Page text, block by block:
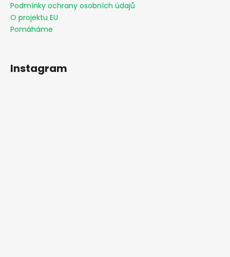
Podmínky ochrany osobních údajů
O projektu EU
Pomáháme
Instagram